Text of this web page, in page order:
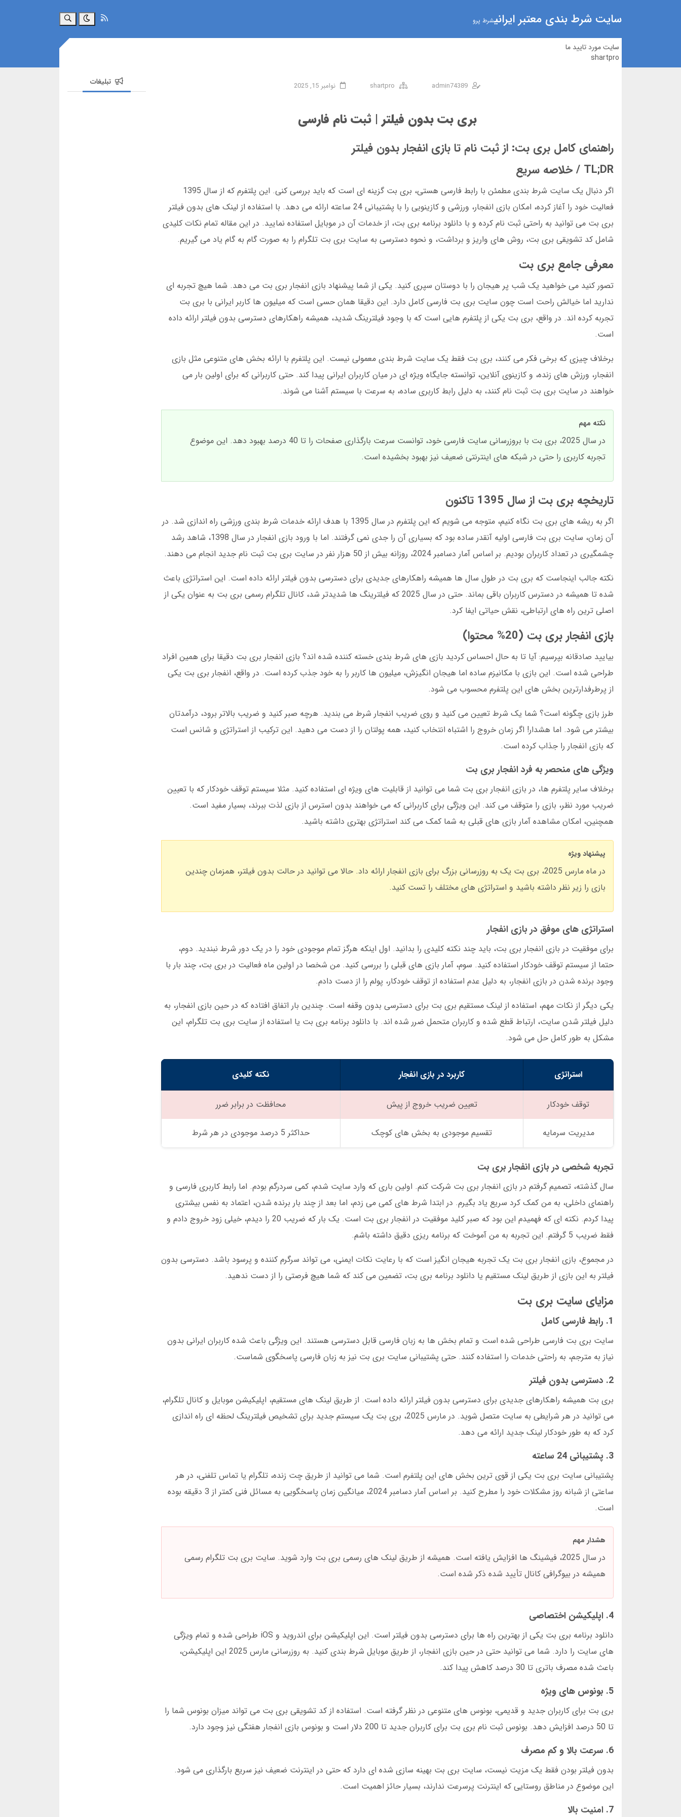
سایت شرط بندی معتبر ایرانیشرط پرو جستجو
سایت مورد تایید ما
shartpro
admin74389
shartpro نوامبر 15, 2025
بری بت بدون فیلتر | ثبت نام فارسی
راهنمای کامل بری بت: از ثبت نام تا بازی انفجار بدون فیلتر
TL;DR / خلاصه سریع
اگر دنبال یک سایت شرط بندی مطمئن با رابط فارسی هستی، بری بت گزینه ای است که باید بررسی کنی. این پلتفرم که از سال 1395
فعالیت خود را آغاز کرده، امکان بازی انفجار، ورزشی و کازینویی را با پشتیبانی 24 ساعته ارائه می دهد. با استفاده از لینک های بدون فیلتر
بری بت می توانید به راحتی ثبت نام کرده و با دانلود برنامه بری بت، از خدمات آن در موبایل استفاده نمایید. در این مقاله تمام نکات کلیدی
شامل کد تشویقی بری بت، روش های واریز و برداشت، و نحوه دسترسی به سایت بری بت تلگرام را به صورت گام به گام یاد می گیریم.
معرفی جامع بری بت
تصور کنید می خواهید یک شب پر هیجان را با دوستان سپری کنید. یکی از شما پیشنهاد بازی انفجار بری بت می دهد. شما هیچ تجربه ای
ندارید اما خیالش راحت است چون سایت بری بت فارسی کامل دارد. این دقیقا همان حسی است که میلیون ها کاربر ایرانی با بری بت
تجربه کرده اند. در واقع، بری بت یکی از پلتفرم هایی است که با وجود فیلترینگ شدید، همیشه راهکارهای دسترسی بدون فیلتر ارائه داده
است.
برخلاف چیزی که برخی فکر می کنند، بری بت فقط یک سایت شرط بندی معمولی نیست. این پلتفرم با ارائه بخش های متنوعی مثل بازی
انفجار، ورزش های زنده، و کازینوی آنلاین، توانسته جایگاه ویژه ای در میان کاربران ایرانی پیدا کند. حتی کاربرانی که برای اولین بار می
خواهند در سایت بری بت ثبت نام کنند، به دلیل رابط کاربری ساده، به سرعت با سیستم آشنا می شوند.
نکته مهم
در سال 2025، بری بت با بروزرسانی سایت فارسی خود، توانست سرعت بارگذاری صفحات را تا 40 درصد بهبود دهد. این موضوع
تجربه کاربری را حتی در شبکه های اینترنتی ضعیف نیز بهبود بخشیده است.
تاریخچه بری بت از سال 1395 تاکنون
اگر به ریشه های بری بت نگاه کنیم، متوجه می شویم که این پلتفرم در سال 1395 با هدف ارائه خدمات شرط بندی ورزشی راه اندازی شد. در
آن زمان، سایت بری بت فارسی اولیه آنقدر ساده بود که بسیاری آن را جدی نمی گرفتند. اما با ورود بازی انفجار در سال 1398، شاهد رشد
چشمگیری در تعداد کاربران بودیم. بر اساس آمار دسامبر 2024، روزانه بیش از 50 هزار نفر در سایت بری بت ثبت نام جدید انجام می دهند.
نکته جالب اینجاست که بری بت در طول سال ها همیشه راهکارهای جدیدی برای دسترسی بدون فیلتر ارائه داده است. این استراتژی باعث
شده تا همیشه در دسترس کاربران باقی بماند. حتی در سال 2025 که فیلترینگ ها شدیدتر شد، کانال تلگرام رسمی بری بت به عنوان یکی از
اصلی ترین راه های ارتباطی، نقش حیاتی ایفا کرد.
بازی انفجار بری بت (20% محتوا)
بیایید صادقانه بپرسیم: آیا تا به حال احساس کردید بازی های شرط بندی خسته کننده شده اند؟ بازی انفجار بری بت دقیقا برای همین افراد
طراحی شده است. این بازی با مکانیزم ساده اما هیجان انگیزش، میلیون ها کاربر را به خود جذب کرده است. در واقع، انفجار بری بت یکی
از پرطرفدارترین بخش های این پلتفرم محسوب می شود.
طرز بازی چگونه است؟ شما یک شرط تعیین می کنید و روی ضریب انفجار شرط می بندید. هرچه صبر کنید و ضریب بالاتر برود، درآمدتان
بیشتر می شود. اما هشدار! اگر زمان خروج را اشتباه انتخاب کنید، همه پولتان را از دست می دهید. این ترکیب از استراتژی و شانس است
که بازی انفجار را جذاب کرده است.
ویژگی های منحصر به فرد انفجار بری بت
برخلاف سایر پلتفرم ها، در بازی انفجار بری بت شما می توانید از قابلیت های ویژه ای استفاده کنید. مثلا سیستم توقف خودکار که با تعیین
ضریب مورد نظر، بازی را متوقف می کند. این ویژگی برای کاربرانی که می خواهند بدون استرس از بازی لذت ببرند، بسیار مفید است.
همچنین، امکان مشاهده آمار بازی های قبلی به شما کمک می کند استراتژی بهتری داشته باشید.
پیشنهاد ویژه
در ماه مارس 2025، بری بت یک به روزرسانی بزرگ برای بازی انفجار ارائه داد. حالا می توانید در حالت بدون فیلتر، همزمان چندین
بازی را زیر نظر داشته باشید و استراتژی های مختلف را تست کنید.
استراتژی های موفق در بازی انفجار
برای موفقیت در بازی انفجار بری بت، باید چند نکته کلیدی را بدانید. اول اینکه هرگز تمام موجودی خود را در یک دور شرط نبندید. دوم،
حتما از سیستم توقف خودکار استفاده کنید. سوم، آمار بازی های قبلی را بررسی کنید. من شخصا در اولین ماه فعالیت در بری بت، چند بار با
وجود برنده شدن در بازی انفجار، به دلیل عدم استفاده از توقف خودکار، پولم را از دست دادم.
یکی دیگر از نکات مهم، استفاده از لینک مستقیم بری بت برای دسترسی بدون وقفه است. چندین بار اتفاق افتاده که در حین بازی انفجار، به
دلیل فیلتر شدن سایت، ارتباط قطع شده و کاربران متحمل ضرر شده اند. با دانلود برنامه بری بت یا استفاده از سایت بری بت تلگرام، این
مشکل به طور کامل حل می شود.
استراتژی کاربرد در بازی انفجار نکته کلیدی
توقف خودکار تعیین ضریب خروج از پیش محافظت در برابر ضرر
مدیریت سرمایه تقسیم موجودی به بخش های کوچک حداکثر 5 درصد موجودی در هر شرط
تجربه شخصی در بازی انفجار بری بت
سال گذشته، تصمیم گرفتم در بازی انفجار بری بت شرکت کنم. اولین باری که وارد سایت شدم، کمی سردرگم بودم. اما رابط کاربری فارسی و
راهنمای داخلی، به من کمک کرد سریع یاد بگیرم. در ابتدا شرط های کمی می زدم، اما بعد از چند بار برنده شدن، اعتماد به نفس بیشتری
پیدا کردم. نکته ای که فهمیدم این بود که صبر کلید موفقیت در انفجار بری بت است. یک بار که ضریب 20 را دیدم، خیلی زود خروج دادم و
فقط ضریب 5 گرفتم. این تجربه به من آموخت که برنامه ریزی دقیق داشته باشم.
در مجموع، بازی انفجار بری بت یک تجربه هیجان انگیز است که با رعایت نکات ایمنی، می تواند سرگرم کننده و پرسود باشد. دسترسی بدون
فیلتر به این بازی از طریق لینک مستقیم یا دانلود برنامه بری بت، تضمین می کند که شما هیچ فرصتی را از دست ندهید.
مزایای سایت بری بت
1. رابط فارسی کامل
سایت بری بت فارسی طراحی شده است و تمام بخش ها به زبان فارسی قابل دسترسی هستند. این ویژگی باعث شده کاربران ایرانی بدون
نیاز به مترجم، به راحتی خدمات را استفاده کنند. حتی پشتیبانی سایت بری بت نیز به زبان فارسی پاسخگوی شماست.
2. دسترسی بدون فیلتر
بری بت همیشه راهکارهای جدیدی برای دسترسی بدون فیلتر ارائه داده است. از طریق لینک های مستقیم، اپلیکیشن موبایل و کانال تلگرام،
می توانید در هر شرایطی به سایت متصل شوید. در مارس 2025، بری بت یک سیستم جدید برای تشخیص فیلترینگ لحظه ای راه اندازی
کرد که به طور خودکار لینک جدید ارائه می دهد.
3. پشتیبانی 24 ساعته
پشتیبانی سایت بری بت یکی از قوی ترین بخش های این پلتفرم است. شما می توانید از طریق چت زنده، تلگرام یا تماس تلفنی، در هر
ساعتی از شبانه روز مشکلات خود را مطرح کنید. بر اساس آمار دسامبر 2024، میانگین زمان پاسخگویی به مسائل فنی کمتر از 3 دقیقه بوده
است.
هشدار مهم
در سال 2025، فیشینگ ها افزایش یافته است. همیشه از طریق لینک های رسمی بری بت وارد شوید. سایت بری بت تلگرام رسمی
همیشه در بیوگرافی کانال تأیید شده ذکر شده است.
4. اپلیکیشن اختصاصی
دانلود برنامه بری بت یکی از بهترین راه ها برای دسترسی بدون فیلتر است. این اپلیکیشن برای اندروید و iOS طراحی شده و تمام ویژگی
های سایت را دارد. شما می توانید حتی در حین بازی انفجار، از طریق موبایل شرط بندی کنید. به روزرسانی مارس 2025 این اپلیکیشن،
باعث شده مصرف باتری تا 30 درصد کاهش پیدا کند.
5. بونوس های ویژه
بری بت برای کاربران جدید و قدیمی، بونوس های متنوعی در نظر گرفته است. استفاده از کد تشویقی بری بت می تواند میزان بونوس شما را
تا 50 درصد افزایش دهد. بونوس ثبت نام بری بت برای کاربران جدید تا 200 دلار است و بونوس بازی انفجار هفتگی نیز وجود دارد.
6. سرعت بالا و کم مصرف
بدون فیلتر بودن فقط یک مزیت نیست، سایت بری بت بهینه سازی شده ای دارد که حتی در اینترنت ضعیف نیز سریع بارگذاری می شود.
این موضوع در مناطق روستایی که اینترنت پرسرعت ندارند، بسیار حائز اهمیت است.
7. امنیت بالا
تبلیغات